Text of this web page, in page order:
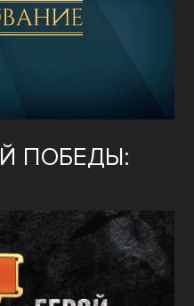
ПОБЕДЫ: